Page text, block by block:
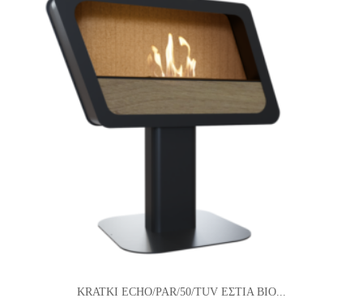
KRATKI ECHO/PAR/50/TUV ΕΣΤΙΑ ΒΙΟ...